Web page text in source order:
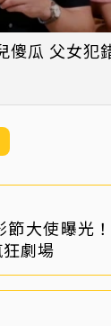
傻瓜 父女犯
節大使曝光
劇場